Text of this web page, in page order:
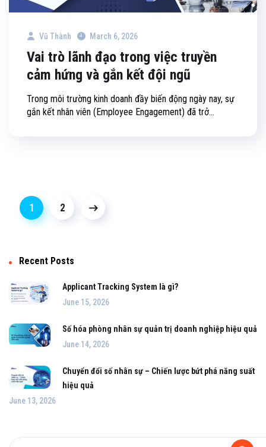
Vũ Thành March 6, 2026
Vai trò lãnh đạo trong việc truyền
cảm hứng và gắn kết đội ngũ
Trong môi trường kinh doanh đầy biến động ngày nay, sự
gắn kết nhân viên (Employee Engagement) đã trở...
1 2
Recent Posts
Applicant Tracking System là gì?
June 15, 2026
Số hóa phòng nhân sự quản trị doanh nghiệp hiệu quả
June 14, 2026
Chuyển đổi số nhân sự – Chiến lược bứt phá năng suất
hiệu quả
June 13, 2026